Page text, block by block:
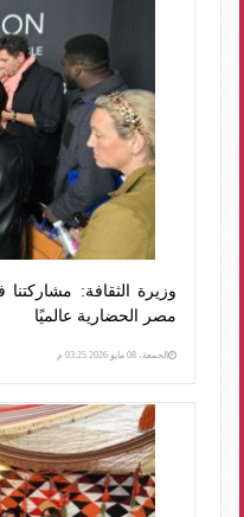
وزيرة الثقافة: مشاركتنا
مصر الحضارية عالميًا
الجمعة، 08 مايو 2026 03:25 م